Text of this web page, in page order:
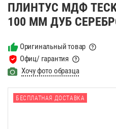
ПЛИНТУС МДФ
100 ММ ДУБ
Оригинальный товар
Офиц/ гарантия
Хочу фото образца
БЕСПЛАТНАЯ ДОСТАВКА